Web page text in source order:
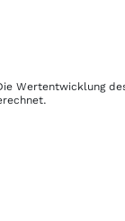
Wertentwicklung